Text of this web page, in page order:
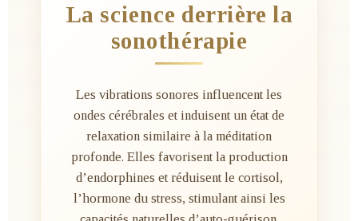
La science derrière la
sonothérapie
Les vibrations sonores influencent les
ondes cérébrales et induisent un état de
relaxation similaire à la méditation
profonde. Elles favorisent la production
d’endorphines et réduisent le cortisol,
l’hormone du stress, stimulant ainsi les